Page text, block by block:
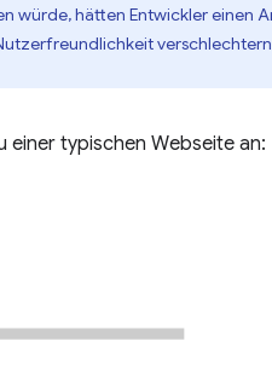
würde, hätten Entwickler einen
einer typischen Webseite an: